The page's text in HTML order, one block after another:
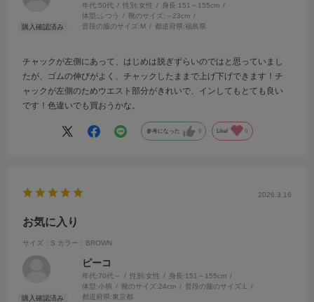
年代:50代 性別:女性 身長:151～155cm
体型: ふつう 靴のサイズ: ～23cm
普段の服のサイズ:M 都道府県:福島県
チャックが左側にあって、はじめは脱ぎずらいのではと思っていまし
たが、ゴムの伸びがよく、チャックしたままで上げ下げできます！チ
ャックが左側のためウエスト部分がきれいで、インしてもとても良い
です！色違いでも買おうかな。
参考になった 0 Like! 0
2026.3.16
お気に入り
サイズ：S カラー：BROWN
ピーコ
年代:70代～ 性別:女性 身長:151～155cm
体型:小柄 靴のサイズ:24cm 普段の服のサイズ:L
都道府県:東京都